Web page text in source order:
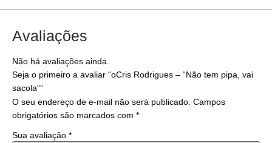
Avaliações
Não há avaliações ainda.
Seja o primeiro a avaliar “oCris Rodrigues – “Não tem pipa, vai
sacola””
O seu endereço de e-mail não será publicado. Campos
obrigatórios são marcados com *
Sua avaliação *